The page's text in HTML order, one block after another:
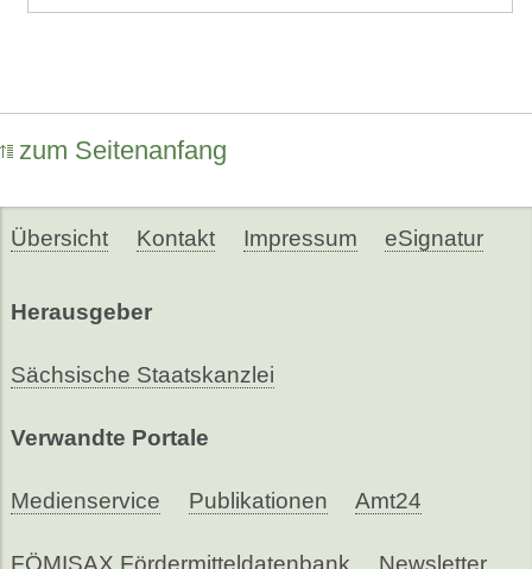
zum Seitenanfang
Übersicht Kontakt Impressum eSignatur
Herausgeber
Sächsische Staatskanzlei
Verwandte Portale
Medienservice Publikationen Amt24
FÖMISAX Fördermitteldatenbank Newsletter